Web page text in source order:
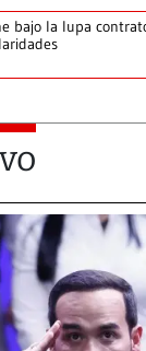
bajo la lupa